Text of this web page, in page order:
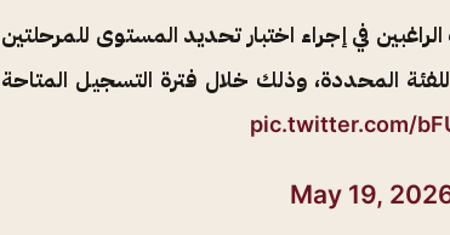
في إجراء اختبار تحديد المستوى للمرحلتين
والثانوية للعام الدراسي 1448هـ، للفئة المحددة، وذلك خلال فترة التسجيل المتاحة
pic.twitter.com/
May 19,